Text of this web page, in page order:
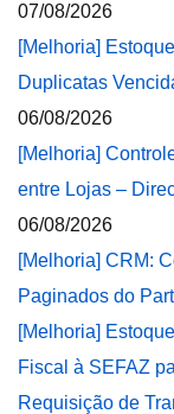
07/08/2026
[Melhoria]
Duplicatas
06/08/2026
[Melhoria]
entre Lojas –
06/08/2026
[Melhoria] CRM:
Paginados do
[Melhoria]
Fiscal à SEFAZ
Requisição de